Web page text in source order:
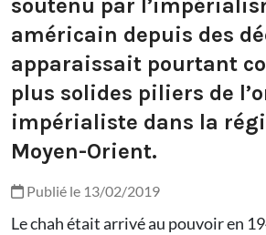
soutenu par
américain depuis des
apparaissait pourtant
plus solides piliers de
impérialiste dans la
Moyen-Orient.
Publié le 13/02/2019
Le chah était arrivé au pouvoir en